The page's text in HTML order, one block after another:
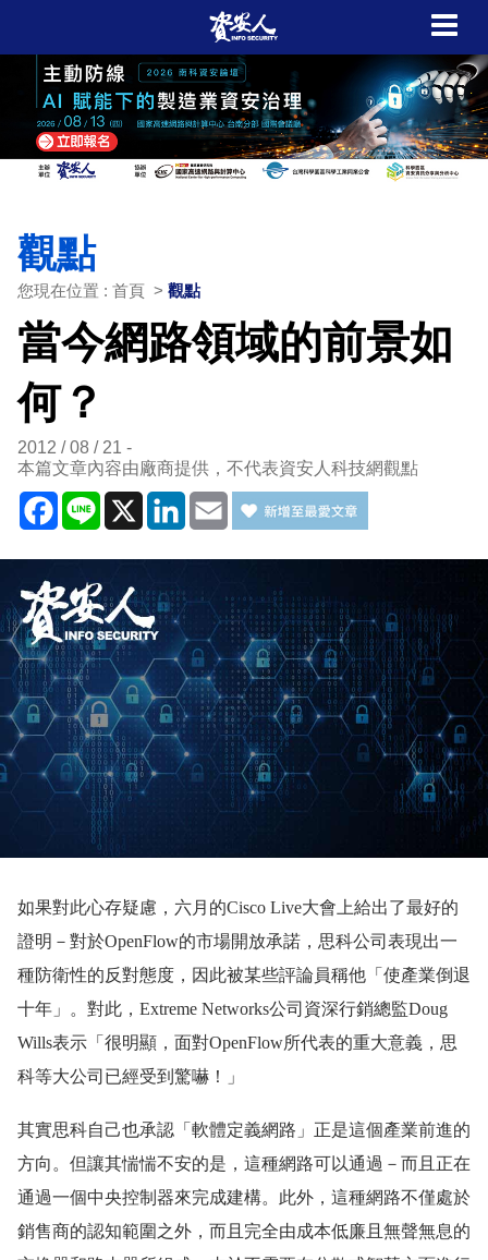
觀點
您現在位置 : 首頁 > 觀點
當今網路領域的前景如
何？
2012 / 08 / 21
本篇文章內容由廠商提供，不代表資安人科技網觀點
Facebook
Line X LinkedIn
Email
如果對此心存疑慮，六月的Cisco Live大會上給出了最好的
證明－對於OpenFlow的市場開放承諾，思科公司表現出一
種防衛性的反對態度，因此被某些評論員稱他「使產業倒退
十年」。對此，Extreme Networks公司資深行銷總監Doug
Wills表示「很明顯，面對OpenFlow所代表的重大意義，思
科等大公司已經受到驚嚇！」
其實思科自己也承認「軟體定義網路」正是這個產業前進的
方向。但讓其惴惴不安的是，這種網路可以通過－而且正在
通過一個中央控制器來完成建構。此外，這種網路不僅處於
銷售商的認知範圍之外，而且完全由成本低廉且無聲無息的